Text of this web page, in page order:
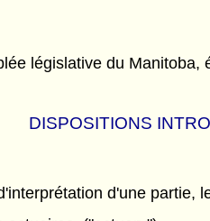
législative du Manitoba,
DISPOSITIONS
d'une partie,